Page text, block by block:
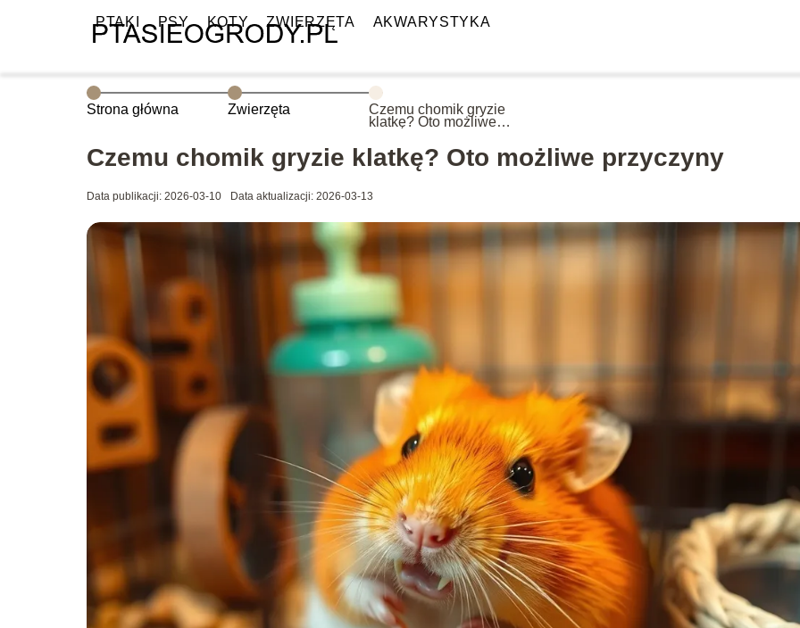
PTAKI PSY KOTY ZWIERZĘTA AKWARYSTYKA
Strona główna Zwierzęta
Czemu chomik gryzie
klatkę? Oto możliwe
Czemu chomik gryzie klatkę? Oto możliwe przyczyny
Data publikacji: 2026-03-10 Data aktualizacji: 2026-03-13